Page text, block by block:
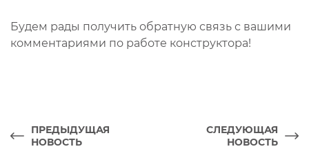
Будем рады получить обратную связь с вашими
комментариями по работе конструктора!
ПРЕДЫДУЩАЯ
НОВОСТЬ
СЛЕДУЮЩАЯ
НОВОСТЬ